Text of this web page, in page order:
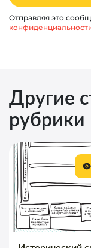
Отправляя это
Другие
рубрики